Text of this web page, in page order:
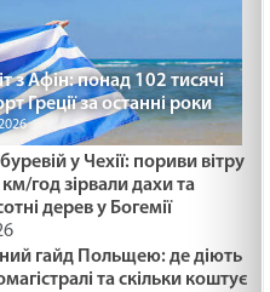
з Афін: понад 102 тисячі
Греції за останні роки
у Чехії: пориви вітру
год зірвали дахи та
дерев у Богемії
гайд Польщею: де діють
та скільки коштує